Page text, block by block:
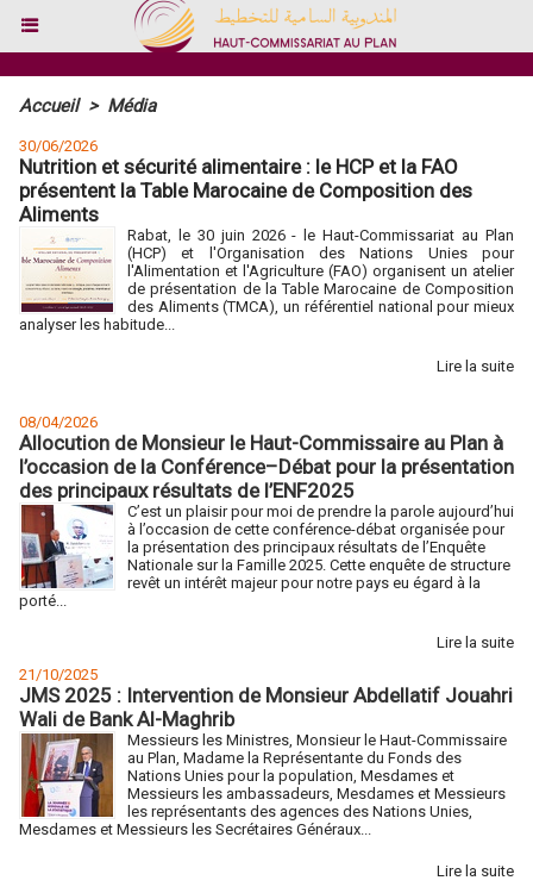
Accueil > Média
30/06/2026
Nutrition et sécurité alimentaire : le HCP et la FAO
présentent la Table Marocaine de Composition des
Aliments
Rabat, le 30 juin 2026 - le Haut-Commissariat au Plan
(HCP) et l'Organisation des Nations Unies pour
l'Alimentation et l'Agriculture (FAO) organisent un atelier
de présentation de la Table Marocaine de Composition
des Aliments (TMCA), un référentiel national pour mieux
analyser les habitude...
Lire la suite
08/04/2026
Allocution de Monsieur le Haut-Commissaire au Plan à
l’occasion de la Conférence–Débat pour la présentation
des principaux résultats de l’ENF2025
C’est un plaisir pour moi de prendre la parole aujourd’hui
à l’occasion de cette conférence-débat organisée pour
la présentation des principaux résultats de l’Enquête
Nationale sur la Famille 2025. Cette enquête de structure
revêt un intérêt majeur pour notre pays eu égard à la
porté...
Lire la suite
21/10/2025
JMS 2025 : Intervention de Monsieur Abdellatif Jouahri
Wali de Bank Al-Maghrib
Messieurs les Ministres, Monsieur le Haut-Commissaire
au Plan, Madame la Représentante du Fonds des
Nations Unies pour la population, Mesdames et
Messieurs les ambassadeurs, Mesdames et Messieurs
les représentants des agences des Nations Unies,
Mesdames et Messieurs les Secrétaires Généraux...
Lire la suite